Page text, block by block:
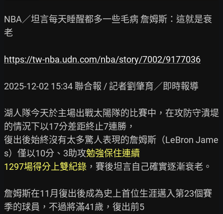
NBA／坦言每天睡醒都多一些毛病 詹姆斯：這就是衰
老
https://tw-nba.udn.com/nba/story/7002/9177036
2025-12-02 15:34 聯合報 / 記者劉肇育／即時報導
湖人隊今天於主場出戰太陽隊的比賽中，在攻防守潰堤
的情況下以17分差距終止7連勝，
復出後始終沒有太多驚人表現的詹姆斯（LeBron Jame
s）僅以10分、3助攻勉強保住連續
1297場得分上雙紀錄 ，賽後坦言自己確實逐漸衰老。
詹姆斯在11月復出後成為史上首位生涯邁入第23個賽
季的球員，不過將滿41歲，復出前5